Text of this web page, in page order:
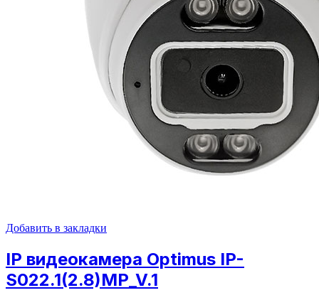
Добавить в закладки
IP видеокамера Optimus IP-
S022.1(2.8)MP_V.1